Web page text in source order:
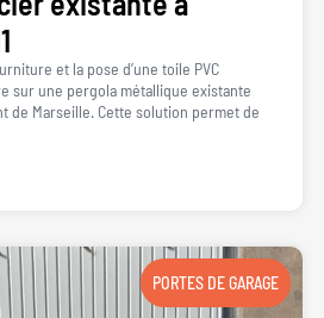
et la pose d’une toile PVC
sur une pergola métallique existante
de Marseille. Cette solution permet de
PORTES DE GARAGE